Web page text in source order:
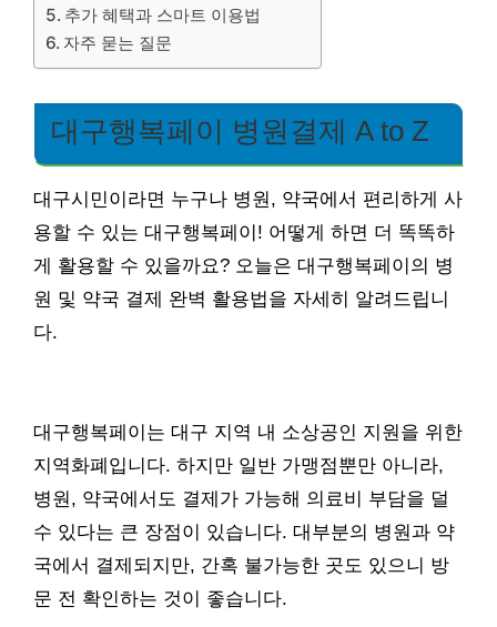
추가 혜택과 스마트 이용법
자주 묻는 질문
대구행복페이 병원결제 A to Z
대구시민이라면 누구나 병원, 약국에서 편리하게 사
용할 수 있는 대구행복페이! 어떻게 하면 더 똑똑하
게 활용할 수 있을까요? 오늘은 대구행복페이의 병
원 및 약국 결제 완벽 활용법을 자세히 알려드립니
다.
대구행복페이는 대구 지역 내 소상공인 지원을 위한
지역화폐입니다. 하지만 일반 가맹점뿐만 아니라,
병원, 약국에서도 결제가 가능해 의료비 부담을 덜
수 있다는 큰 장점이 있습니다. 대부분의 병원과 약
국에서 결제되지만, 간혹 불가능한 곳도 있으니 방
문 전 확인하는 것이 좋습니다.